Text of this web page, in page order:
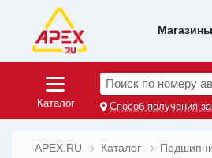
Магазины
Каталог
Поиск по номеру
Способ получения
APEX.RU Каталог